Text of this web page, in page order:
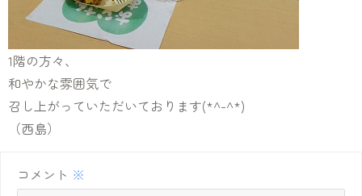
1階の方々、
和やかな雰囲気で
召し上がっていただいております(*^-^*)
（西島）
コメント ※